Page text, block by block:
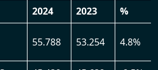
2024 2023 %
55.788 53.254 4.8%